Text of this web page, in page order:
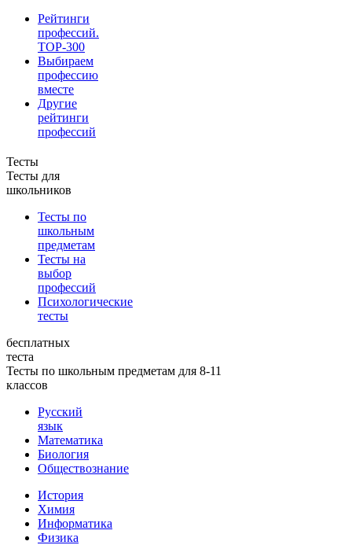
Рейтинги
профессий.
TOP-300
Выбираем
профессию
вместе
Другие
рейтинги
профессий
Тесты
Тесты для
школьников
Тесты по
школьным
предметам
Тесты на
выбор
профессий
Психологические
тесты
бесплатных
теста
Тесты по школьным предметам для 8-11
классов
Русский
язык
Математика
Биология
Обществознание
История
Химия
Информатика
Физика